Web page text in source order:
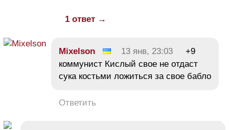
1 ответ →
Mixelson 13 янв, 23:03
+9
коммунист Кислый свое не отдаст
сука костьми ложиться за свое бабло
Ответить